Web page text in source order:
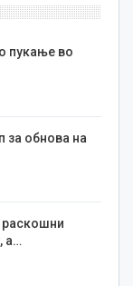
пукање во
за обнова на
раскошни
а…